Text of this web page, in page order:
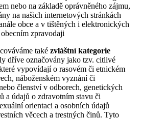
nebo na základě oprávněného zájmu,
na našich internetových stránkách
obce a v tištěných i elektronických
zpravodaji
také zvláštní kategorie
dříve označovány jako tzv. citlivé
vypovídají o rasovém či etnickém
náboženském vyznání či
členství v odborech, genetických
a údajů o zdravotním stavu či
orientaci a osobních údajů
věcech a trestných činů. Tyto